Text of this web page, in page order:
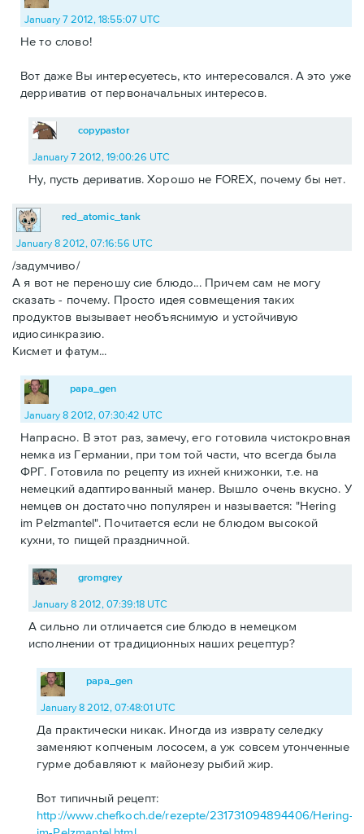
January 7 2012, 18:55:07 UTC
Не то слово!
Вот даже Вы интересуетесь, кто интересовался. А это уже
дерриватив от первоначальных интересов.
copypastor
January 7 2012, 19:00:26 UTC
Ну, пусть дериватив. Хорошо не FOREX, почему бы нет.
red_atomic_tank
January 8 2012, 07:16:56 UTC
/задумчиво/
А я вот не переношу сие блюдо... Причем сам не могу
сказать - почему. Просто идея совмещения таких
продуктов вызывает необъяснимую и устойчивую
идиосинкразию.
Кисмет и фатум...
papa_gen
January 8 2012, 07:30:42 UTC
Напрасно. В этот раз, замечу, его готовила чистокровная
немка из Германии, при том той части, что всегда была
ФРГ. Готовила по рецепту из ихней книжонки, т.е. на
немецкий адаптированный манер. Вышло очень вкусно. У
немцев он достаточно популярен и называется: "Hering
im Pelzmantel". Почитается если не блюдом высокой
кухни, то пищей праздничной.
gromgrey
January 8 2012, 07:39:18 UTC
А сильно ли отличается сие блюдо в немецком
исполнении от традиционных наших рецептур?
papa_gen
January 8 2012, 07:48:01 UTC
Да практически никак. Иногда из изврату селедку
заменяют копченым лососем, а уж совсем утонченные
гурме добавляют к майонезу рыбий жир.
Вот типичный рецепт:
http://www.chefkoch.de/rezepte/231731094894406/Hering-